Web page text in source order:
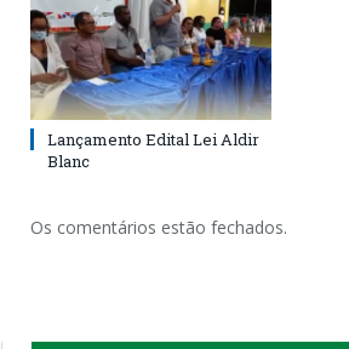
Lançamento Edital Lei Aldir
Blanc
Os comentários estão fechados.